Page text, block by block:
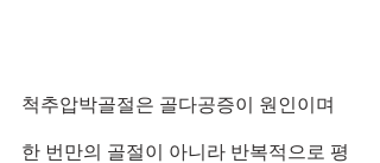
척추압박골절은 골다공증이 원인이며
한 번만의 골절이 아니라 반복적으로 평